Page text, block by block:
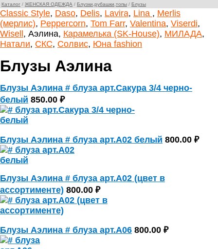
Каталог / ЖЕНСКАЯ ОДЕЖДА / Блузки,рубашки,топы / Блузы
Classic Style, Daso, Delis, Lavira, Lina , Merlis
(мерлис), Peppercorn, Tom Farr, Valentina, Viserdi,
Wisell , Аэлина, Карамелька (SK-House), МИЛАДА,
Натали, СКС, Солвис, Юна fashion
Блузы Аэлина
Блузы Аэлина # блуза арт.Сакура 3/4 черно-
белый 850.00 ₽
Блузы Аэлина # блуза арт.А02 белый 800.00 ₽
Блузы Аэлина # блуза арт.А02 (цвет в
ассортименте) 800.00 ₽
Блузы Аэлина # блуза арт.А06 800.00 ₽